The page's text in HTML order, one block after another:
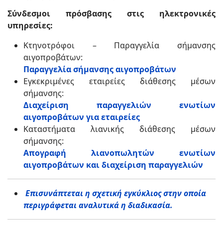
Σύνδεσμοι πρόσβασης στις ηλεκτρονικές
υπηρεσίες:
Κτηνοτρόφοι – Παραγγελία σήμανσης
αιγοπροβάτων:
Παραγγελία σήμανσης αιγοπροβάτων
Εγκεκριμένες εταιρείες διάθεσης μέσων
σήμανσης:
Διαχείριση παραγγελιών ενωτίων
αιγοπροβάτων για εταιρείες
Καταστήματα λιανικής διάθεσης μέσων
σήμανσης:
Απογραφή λιανοπωλητών ενωτίων
αιγοπροβάτων και διαχείριση παραγγελιών
Επισυνάπτεται η σχετική εγκύκλιος στην οποία
περιγράφεται αναλυτικά η διαδικασία.